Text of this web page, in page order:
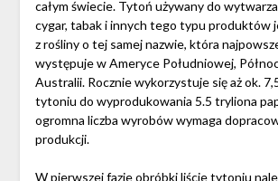
całym świecie. Tytoń używany do
cygar, tabak i innych tego typu produktów
z rośliny o tej samej nazwie, która
występuje w Ameryce Południowej,
Australii. Rocznie wykorzystuje się aż ok.
tytoniu do wyprodukowania 5.5 tryliona
ogromna liczba wyrobów wymaga
produkcji.
W pierwszej fazie obróbki liście tytoniu